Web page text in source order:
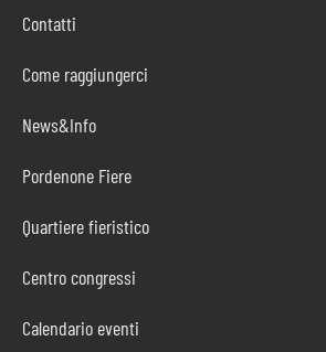
Contatti
Come raggiungerci
News&Info
Pordenone Fiere
Quartiere fieristico
Centro congressi
Calendario eventi